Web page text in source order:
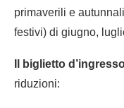
primaverili e
festivi) di giugno,
Il biglietto
riduzioni: